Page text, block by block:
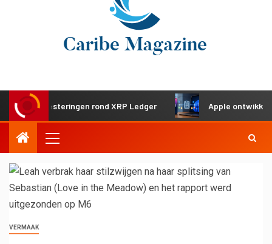
investeringen rond XRP Ledger Apple ontwikkelt
VERMAAK